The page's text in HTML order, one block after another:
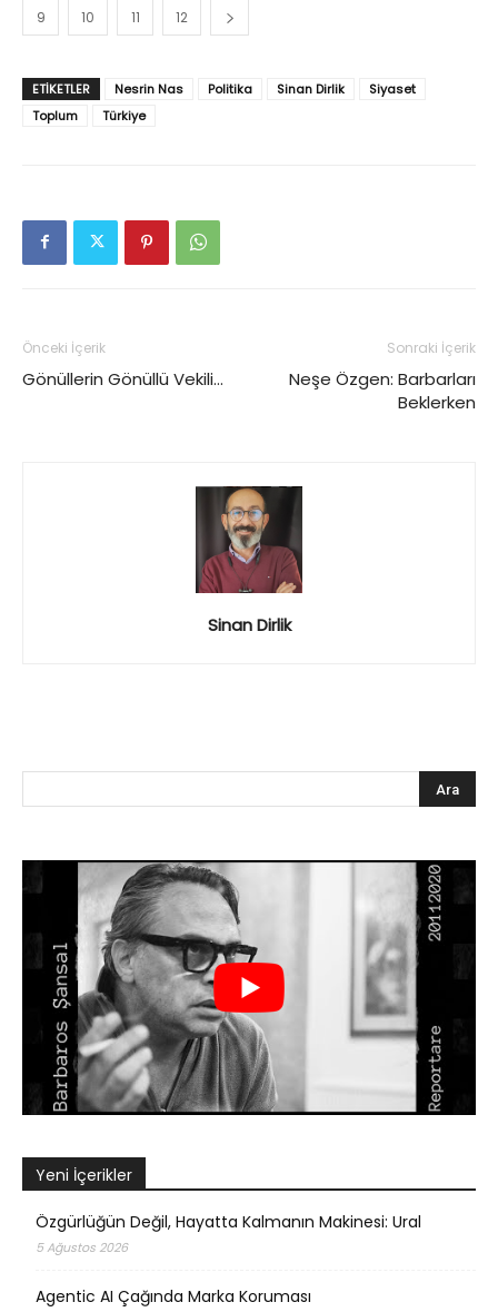
9 10 11 12
ETIKETLER Nesrin Nas Politika Sinan Dirlik
Siyaset
Toplum
Türkiye
Önceki İçerik
Gönüllerin Gönüllü Vekili…
Sonraki İçerik
Neşe Özgen: Barbarları
Beklerken
Sinan Dirlik
Yeni İçerikler
Özgürlüğün Değil, Hayatta Kalmanın Makinesi: Ural
5 Ağustos 2026
Agentic AI Çağında Marka Koruması